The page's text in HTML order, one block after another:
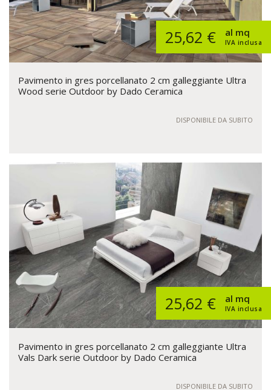
25,62 € IVA inclusa
al mq
Pavimento in gres porcellanato 2 cm galleggiante Ultra
Wood serie Outdoor by Dado Ceramica
DISPONIBILE DA SUBITO
25,62 € IVA inclusa
al mq
Pavimento in gres porcellanato 2 cm galleggiante Ultra
Vals Dark serie Outdoor by Dado Ceramica
DISPONIBILE DA SUBITO